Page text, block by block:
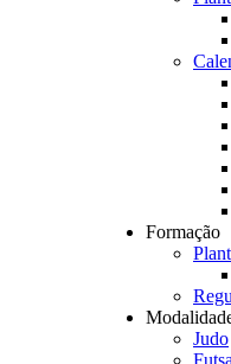
Formação
Judo